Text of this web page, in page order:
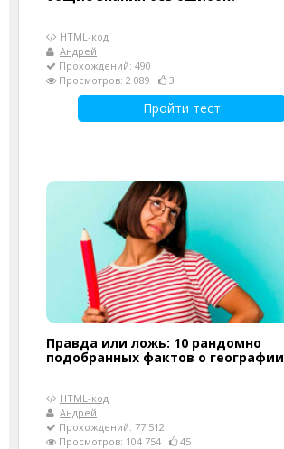
HTML-код
Андрей
Прохождений: 490
Просмотров: 2 089
3
Пройти тест
Правда или ложь: 10 рандомно
подобранных фактов о географии
HTML-код
Андрей
Прохождений: 77 512
Просмотров: 104 754
45